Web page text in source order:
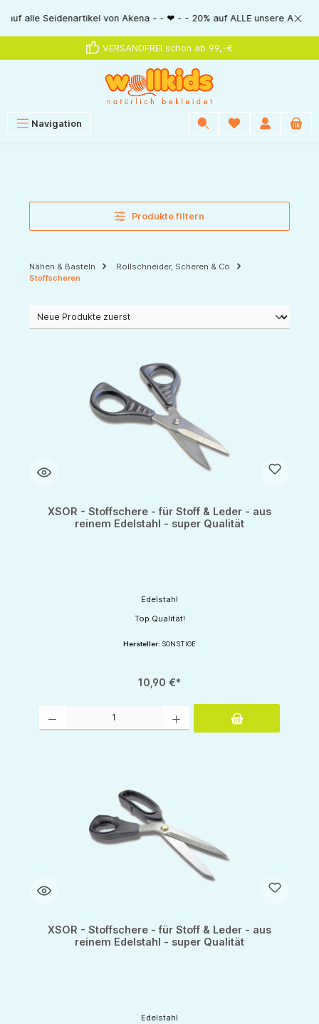
springen
Seidenartikel von Akena - - ❤ - - 20% auf ALLE unsere
VERSANDFREI schon ab 99,-€
Navigation
Produkte filtern
Nähen & Basteln
Rollschneider, Scheren & Co
Stoffscheren
XSOR - Stoffschere - für Stoff & Leder - aus
reinem Edelstahl - super Qualität
Edelstahl
Top Qualität!
Hersteller: SONSTIGE
10,90 €*
XSOR - Stoffschere - für Stoff & Leder - aus
reinem Edelstahl - super Qualität
Edelstahl